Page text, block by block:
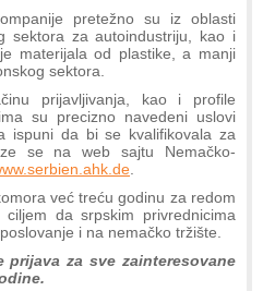
pretežno su iz oblasti
sektora za autoindustriju, kao i
materijala od plastike, a manji
sektora.
prijavljivanja, kao i profile
su precizno navedeni uslovi
ispuni da bi se kvalifikovala za
se na web sajtu Nemačko-
već treću godinu za redom
da srpskim privrednicima
i na nemačko tržište.
za sve zainteresovane